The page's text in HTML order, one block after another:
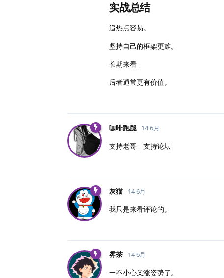
实战总结
追热点容易。
坚持自己的框架更难。
长期来看，
后者通常更有价值。
咖啡跑腿 14 6月
支持老哥，支持论坛
灰猫 14 6月
我只是来看评论的。
雾茶 14 6月
一不小心又涨姿势了。